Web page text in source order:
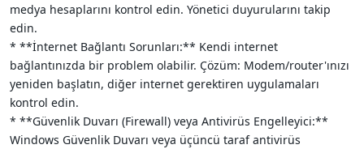
medya hesaplarını kontrol edin. Yönetici duyurularını takip
edin.
* **İnternet Bağlantı Sorunları:** Kendi internet
bağlantınızda bir problem olabilir. Çözüm: Modem/router'ınızı
yeniden başlatın, diğer internet gerektiren uygulamaları
kontrol edin.
* **Güvenlik Duvarı (Firewall) veya Antivirüs Engelleyici:**
Windows Güvenlik Duvarı veya üçüncü taraf antivirüs